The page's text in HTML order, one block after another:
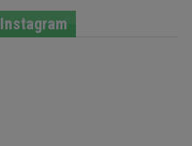
Instagram